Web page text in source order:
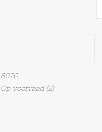
8020
Op voorraad(2)